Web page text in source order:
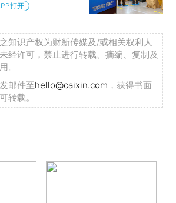
打开
知识产权为财新传媒及/或相关权利人
经许可，禁止进行转载、摘编、复制及
。
邮件至hello@caixin.com ，获得书面
转载。